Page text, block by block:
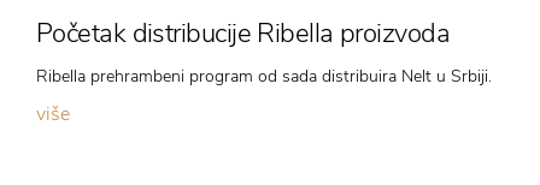
Početak distribucije Ribella proizvoda
Ribella prehrambeni program od sada distribuira Nelt u Srbiji.
više